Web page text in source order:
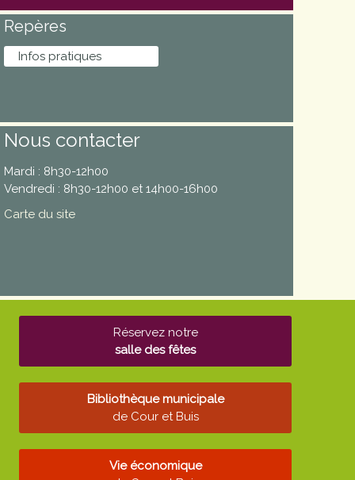
Repères
Infos pratiques
Nous contacter
Mardi : 8h30-12h00
Vendredi : 8h30-12h00 et 14h00-16h00
Carte du site
Réservez notre
salle des fêtes
Bibliothèque municipale
de Cour et Buis
Vie économique